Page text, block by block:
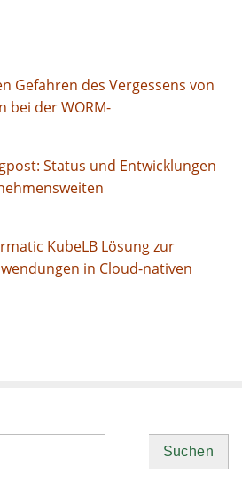
Gefahren des Vergessens von
bei der WORM-
Status und Entwicklungen
KubeLB Lösung zur
in Cloud-nativen